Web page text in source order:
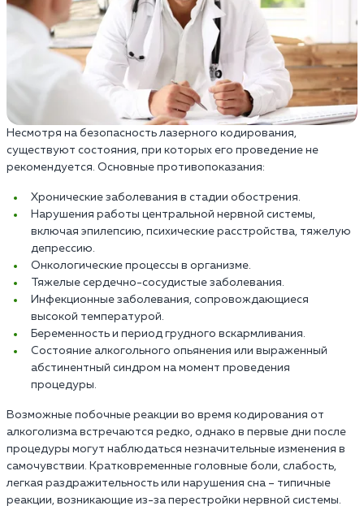
Несмотря на безопасность лазерного кодирования,
существуют состояния, при которых его проведение не
рекомендуется. Основные противопоказания:
Хронические заболевания в стадии обострения.
Нарушения работы центральной нервной системы,
включая эпилепсию, психические расстройства, тяжелую
депрессию.
Онкологические процессы в организме.
Тяжелые сердечно-сосудистые заболевания.
Инфекционные заболевания, сопровождающиеся
высокой температурой.
Беременность и период грудного вскармливания.
Состояние алкогольного опьянения или выраженный
абстинентный синдром на момент проведения
процедуры.
Возможные побочные реакции во время кодирования от
алкоголизма встречаются редко, однако в первые дни после
процедуры могут наблюдаться незначительные изменения в
самочувствии. Кратковременные головные боли, слабость,
легкая раздражительность или нарушения сна – типичные
реакции, возникающие из-за перестройки нервной системы.